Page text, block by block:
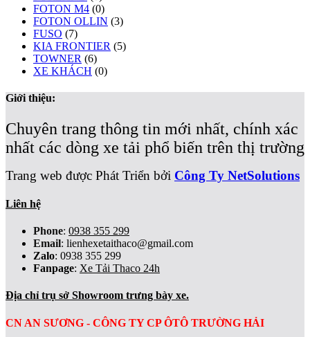
FOTON M4 (0)
FOTON OLLIN (3)
FUSO (7)
KIA FRONTIER (5)
TOWNER (6)
XE KHÁCH (0)
Giới thiệu:
Chuyên trang thông tin mới nhất, chính xác
nhất các dòng xe tải phổ biến trên thị trường
Trang web được Phát Triển bởi Công Ty NetSolutions
Liên hệ
Phone: 0938 355 299
Email: lienhexetaithaco@gmail.com
Zalo: 0938 355 299
Fanpage: Xe Tải Thaco 24h
Địa chỉ trụ sở Showroom trưng bày xe.
CN AN SƯƠNG - CÔNG TY CP ÔTÔ TRƯỜNG HẢI